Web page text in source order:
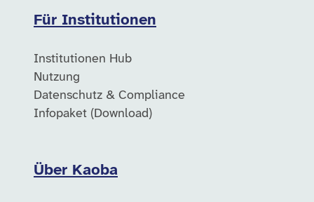
Für Institutionen
Institutionen Hub
Nutzung
Datenschutz & Compliance
Infopaket (Download)
Über Kaoba